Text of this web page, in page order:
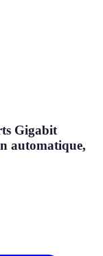
Gigabit
automatique,